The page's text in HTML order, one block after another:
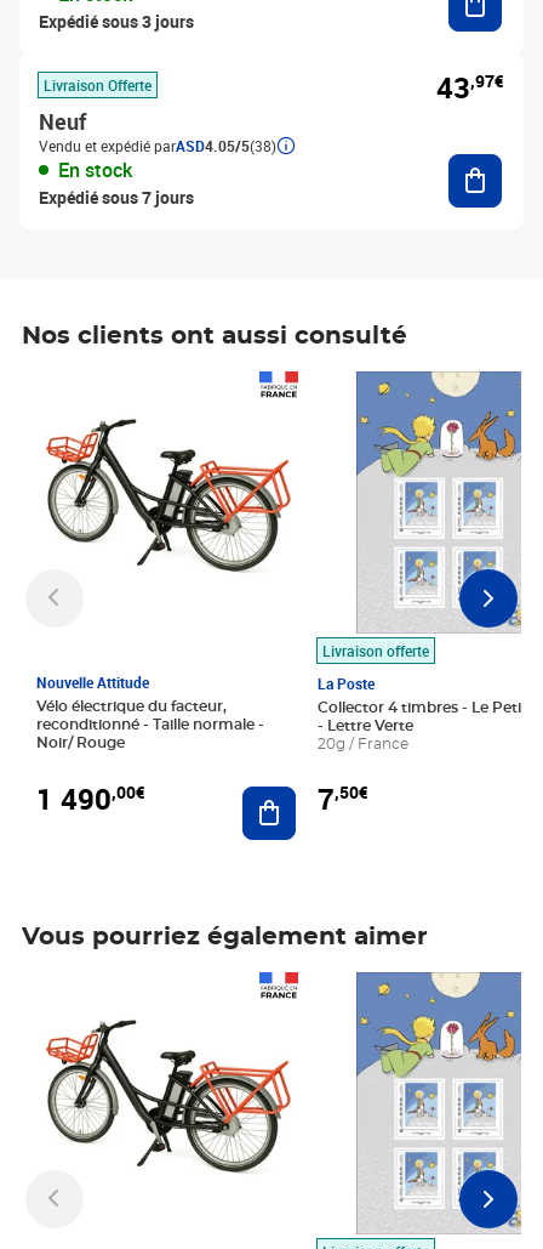
Expédié sous 3 jours
Livraison Offerte
Neuf
Vendu et expédié parASD4.05/5(38)
En stock
Expédié sous 7 jours
43,97€
Nos clients ont aussi consulté
Nouvelle Attitude
Vélo électrique du facteur,
reconditionné - Taille normale -
Noir/ Rouge
1 490,00€ Ajouter au panier
Livraison offerte
La Poste
Collector 4 timbres - Le Petit
- Lettre Verte
20g / France
7,50€
Prix 7,50€
Vous pourriez également aimer
Prix 7,50€